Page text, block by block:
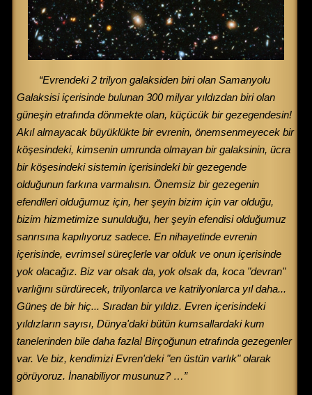
“Evrendeki 2 trilyon galaksiden biri olan Samanyolu
Galaksisi içerisinde bulunan 300 milyar yıldızdan biri olan
güneşin etrafında dönmekte olan, küçücük bir gezegendesin!
Akıl almayacak büyüklükte bir evrenin, önemsenmeyecek bir
köşesindeki, kimsenin umrunda olmayan bir galaksinin, ücra
bir köşesindeki sistemin içerisindeki bir gezegende
olduğunun farkına varmalısın. Önemsiz bir gezegenin
efendileri olduğumuz için, her şeyin bizim için var olduğu,
bizim hizmetimize sunulduğu, her şeyin efendisi olduğumuz
sanrısına kapılıyoruz sadece. En nihayetinde evrenin
içerisinde, evrimsel süreçlerle var olduk ve onun içerisinde
yok olacağız. Biz var olsak da, yok olsak da, koca "devran"
varlığını sürdürecek, trilyonlarca ve katrilyonlarca yıl daha...
Güneş de bir hiç... Sıradan bir yıldız. Evren içerisindeki
yıldızların sayısı, Dünya'daki bütün kumsallardaki kum
tanelerinden bile daha fazla! Birçoğunun etrafında gezegenler
var. Ve biz, kendimizi Evren'deki "en üstün varlık" olarak
görüyoruz. İnanabiliyor musunuz? …”